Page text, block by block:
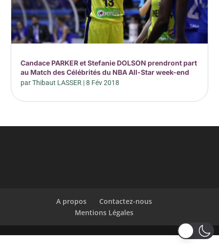
Candace PARKER et Stefanie DOLSON prendront part
au Match des Célébrités du NBA All-Star week-end
parThibaut LASSER |8 Fév 2018
A propos
Contactez-nous
Mentions Légales